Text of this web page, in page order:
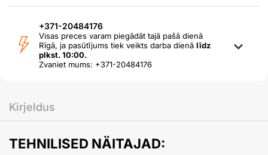
+371-20484176
Visas preces varam piegādāt tajā pašā dienā
Rīgā, ja pasūtījums tiek veikts darba dienā līdz
plkst. 10:00.
Zvaniet mums: +371-20484176
Kirjeldus
TEHNILISED NÄITAJAD: